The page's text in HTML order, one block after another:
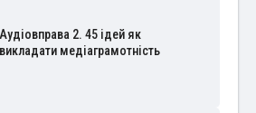
Аудіовправа 2. 45 ідей як
викладати медіаграмотність